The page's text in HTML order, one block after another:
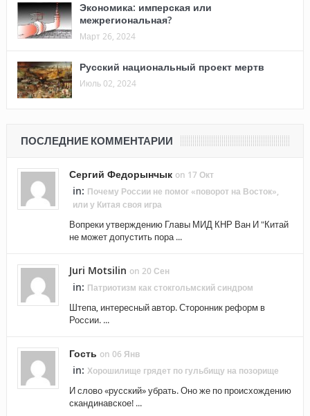
Экономика: имперская или
межрегиональная?
Март 26, 2024
Русский национальный проект мертв
Июль 02, 2024
ПОСЛЕДНИЕ КОММЕНТАРИИ
Сергий Федорынчык on 17 Окт
in: Почему России не помог «поворот на Восток»,
или у Китая своя игра
Вопреки утверждению Главы МИД КНР Ван И "Китай
не может допустить пора ...
Juri Motsilin on 20 Сен
in: Патриотизм как стокгольмский синдром
Штепа, интересный автор. Сторонник реформ в
России. ...
Гость on 06 Янв
in: Хорошилище грядет по гульбищу на позорище
И слово «русский» убрать. Оно же по происхождению
скандинавское! ...